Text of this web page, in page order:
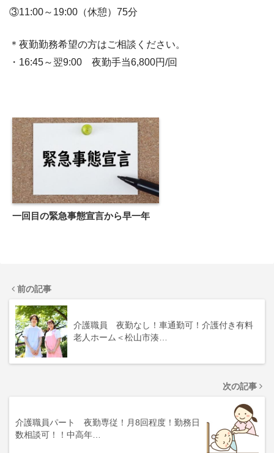
③11:00～19:00（休憩）75分
＊夜勤勤務希望の方はご相談ください。
・16:45～翌9:00 夜勤手当6,800円/回
一回目の緊急事態宣言から早一年
前の記事
介護職員 夜勤なし！車通勤可！介護付き有料
老人ホーム＜松山市湊…
次の記事
介護職員パート 夜勤専従！月8回程度！勤務日
数相談可！！中高年…